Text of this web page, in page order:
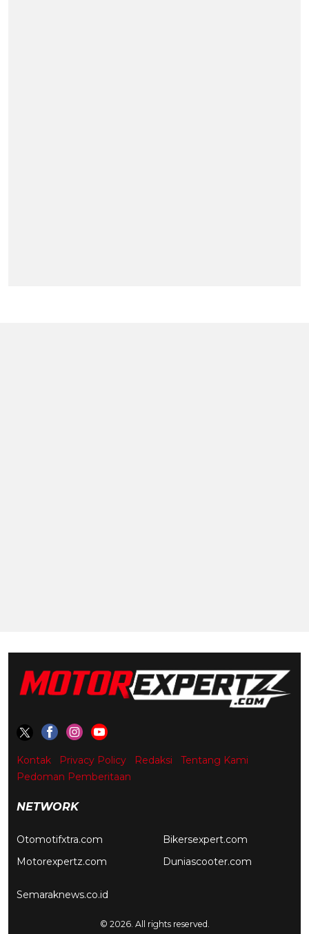
Kontak Privacy Policy Redaksi
Tentang Kami
Pedoman Pemberitaan
NETWORK
Otomotifxtra.com
Motorexpertz.com
Bikersexpert.com
Duniascooter.com
Semaraknews.co.id
© 2026. All rights reserved.